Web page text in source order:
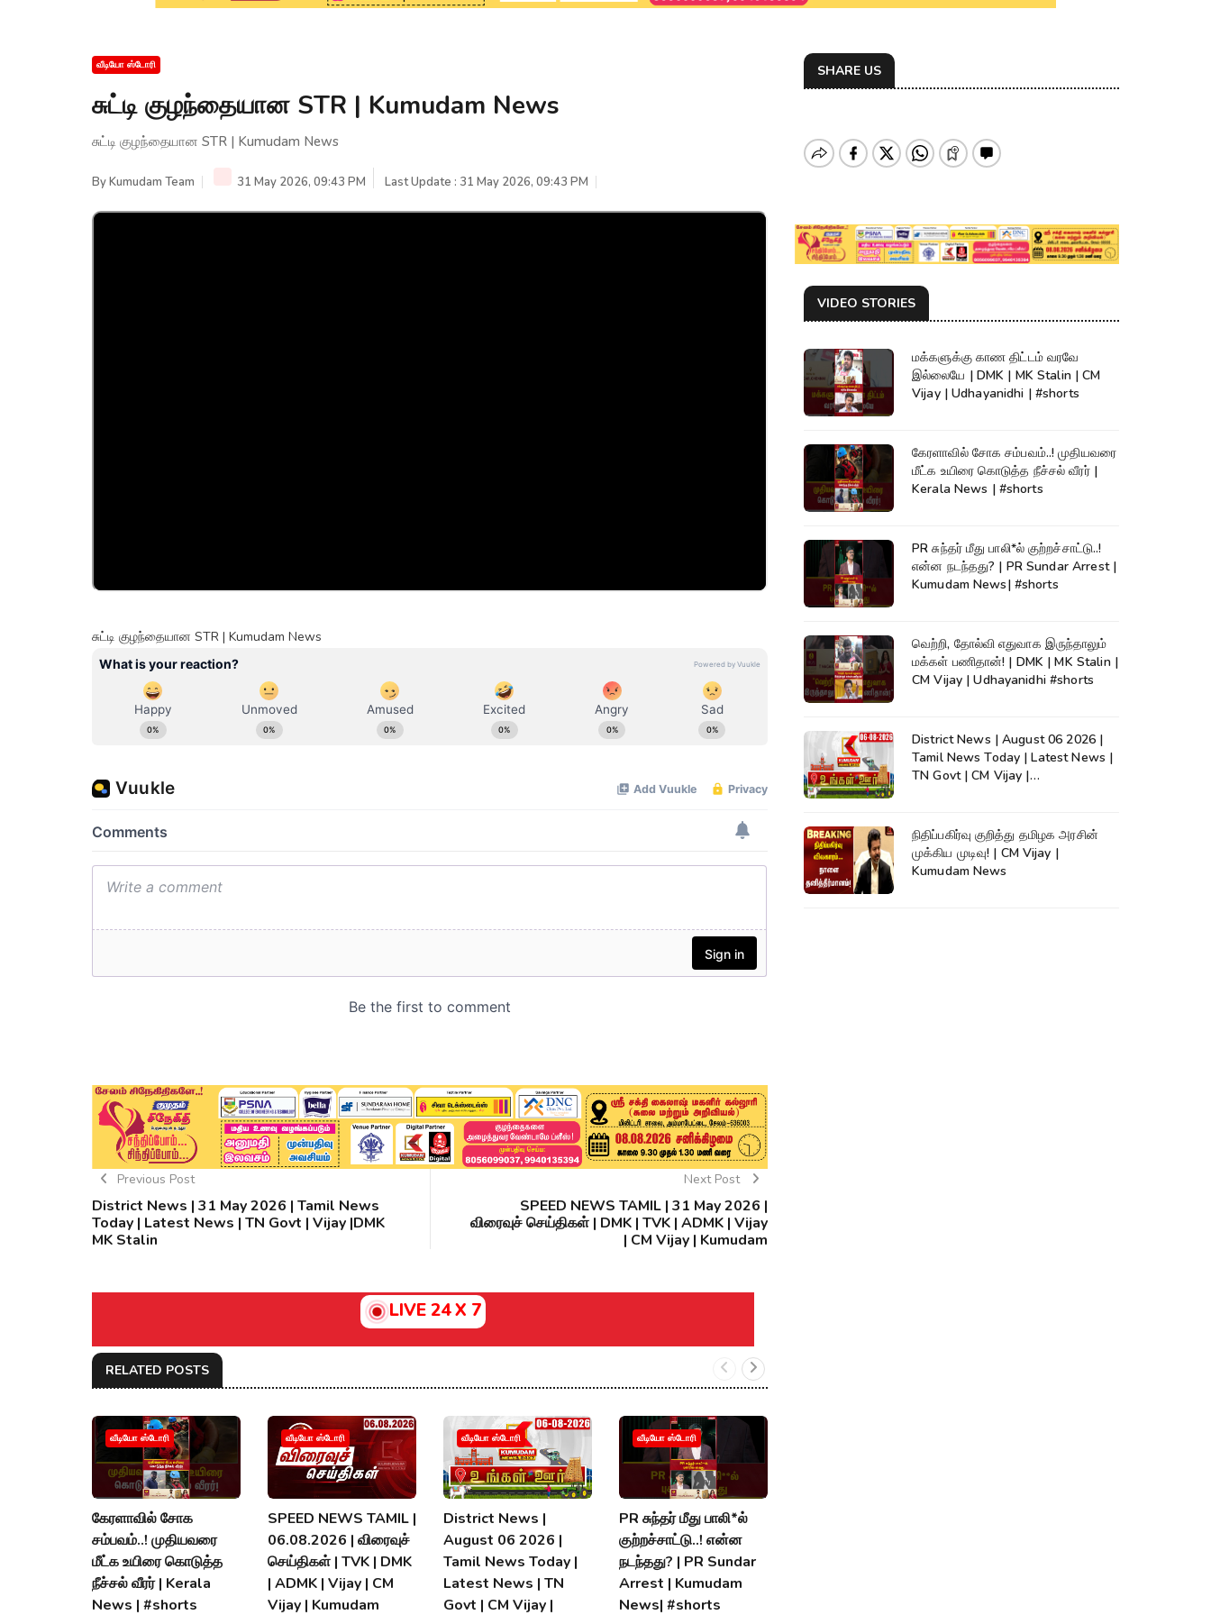
வீடியோ ஸ்டோரி
சுட்டி குழந்தையான STR | Kumudam News
சுட்டி குழந்தையான STR | Kumudam News
ByKumudam Team 31 May 2026, 09:43 PM Last Update : 31 May 2026, 09:43 PM
சுட்டி குழந்தையான STR | Kumudam News
Previous Post
District News | 31 May 2026 | Tamil News
Today | Latest News | TN Govt | Vijay |DMK
MK Stalin
Next Post
SPEED NEWS TAMIL | 31 May 2026 |
விரைவுச் செய்திகள் | DMK | TVK | ADMK | Vijay
| CM Vijay | Kumudam
LIVE 24 X 7
RELATED POSTS
வீடியோ ஸ்டோரி
கேரளாவில் சோக
சம்பவம்..! முதியவரை
மீட்க உயிரை கொடுத்த
நீச்சல் வீரர் | Kerala
News | #shorts
வீடியோ ஸ்டோரி
SPEED NEWS TAMIL |
06.08.2026 | விரைவுச்
செய்திகள் | TVK | DMK
| ADMK | Vijay | CM
Vijay | Kumudam
வீடியோ ஸ்டோரி
District News |
August 06 2026 |
Tamil News Today |
Latest News | TN
Govt | CM Vijay |
வீடியோ ஸ்டோரி
PR சுந்தர் மீது பாலி*ல்
குற்றச்சாட்டு..! என்ன
நடந்தது? | PR Sundar
Arrest | Kumudam
News| #shorts
SHARE US
VIDEO STORIES
மக்களுக்கு காண திட்டம் வரவே
இல்லையே | DMK | MK Stalin | CM
Vijay | Udhayanidhi | #shorts
கேரளாவில் சோக சம்பவம்..! முதியவரை
மீட்க உயிரை கொடுத்த நீச்சல் வீரர் |
Kerala News | #shorts
PR சுந்தர் மீது பாலி*ல் குற்றச்சாட்டு..!
என்ன நடந்தது? | PR Sundar Arrest |
Kumudam News| #shorts
வெற்றி, தோல்வி எதுவாக இருந்தாலும்
மக்கள் பணிதான்! | DMK | MK Stalin |
CM Vijay | Udhayanidhi #shorts
District News | August 06 2026 |
Tamil News Today | Latest News |
TN Govt | CM Vijay |
நிதிப்பகிர்வு குறித்து தமிழக அரசின்
முக்கிய முடிவு! | CM Vijay |
Kumudam News